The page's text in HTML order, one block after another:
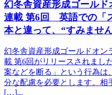
幻冬舎資産形成ゴールド
連載 第6回 英語での「
本と違って、“すみませ
幻冬舎資産形成ゴールドオン
載 第6回がリリースされまし
案などを断る」という行為は
分な配慮を必要とします。相
[…]...